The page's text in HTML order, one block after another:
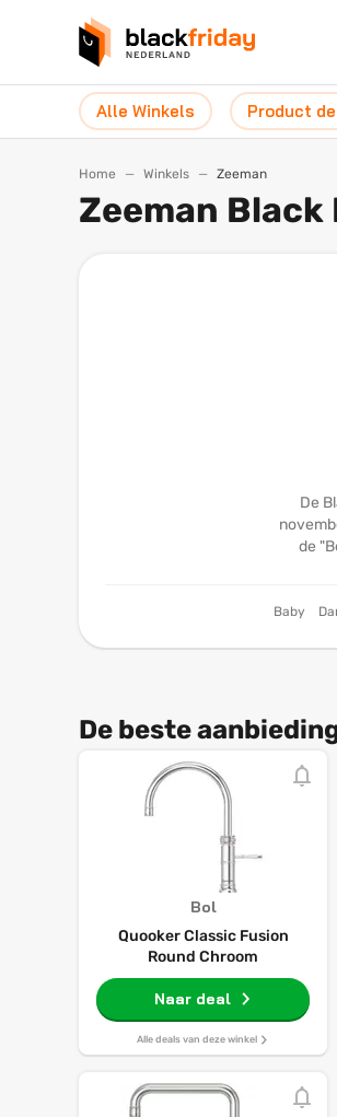
Alle Winkels Product
Home Winkels Zeeman
Zeeman
De
de
Baby
De beste
Bol
Quooker Classic Fusion
Round Chroom
Naar deal
Alle deals van deze winkel